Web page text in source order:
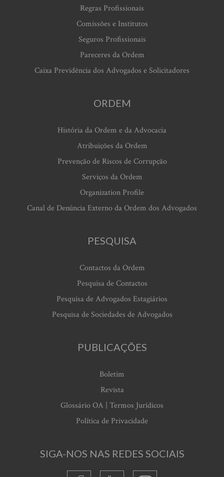
Regras Profissionais
Comissões e Institutos
Seguros Profissionais
Pareceres da Ordem
Caixa Previdência dos Advogados e Solicitadores
ORDEM
História da Ordem e da Advocacia
Atribuições da Ordem
Prevenção de Riscos de Corrupção
Serviços da Ordem
Organization Profile
Canal de Denúncia Externo da Ordem dos Advogados
PESQUISA
Contactos da Ordem
Pesquisa de Contactos
Pesquisa de Advogados Estagiários
Pesquisa de Sociedades de Advogados
PUBLICAÇÕES
Boletim
Revista
Glossário OA | Termos Jurídicos
Política de Privacidade
SIGA-NOS NAS REDES SOCIAIS